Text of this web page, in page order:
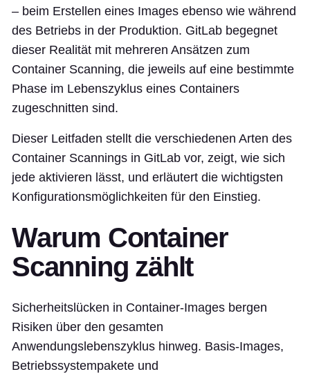
– beim Erstellen eines Images ebenso wie während
des Betriebs in der Produktion. GitLab begegnet
dieser Realität mit mehreren Ansätzen zum
Container Scanning, die jeweils auf eine bestimmte
Phase im Lebenszyklus eines Containers
zugeschnitten sind.
Dieser Leitfaden stellt die verschiedenen Arten des
Container Scannings in GitLab vor, zeigt, wie sich
jede aktivieren lässt, und erläutert die wichtigsten
Konfigurationsmöglichkeiten für den Einstieg.
Warum Container
Scanning zählt
Sicherheitslücken in Container-Images bergen
Risiken über den gesamten
Anwendungslebenszyklus hinweg. Basis-Images,
Betriebssystempakete und